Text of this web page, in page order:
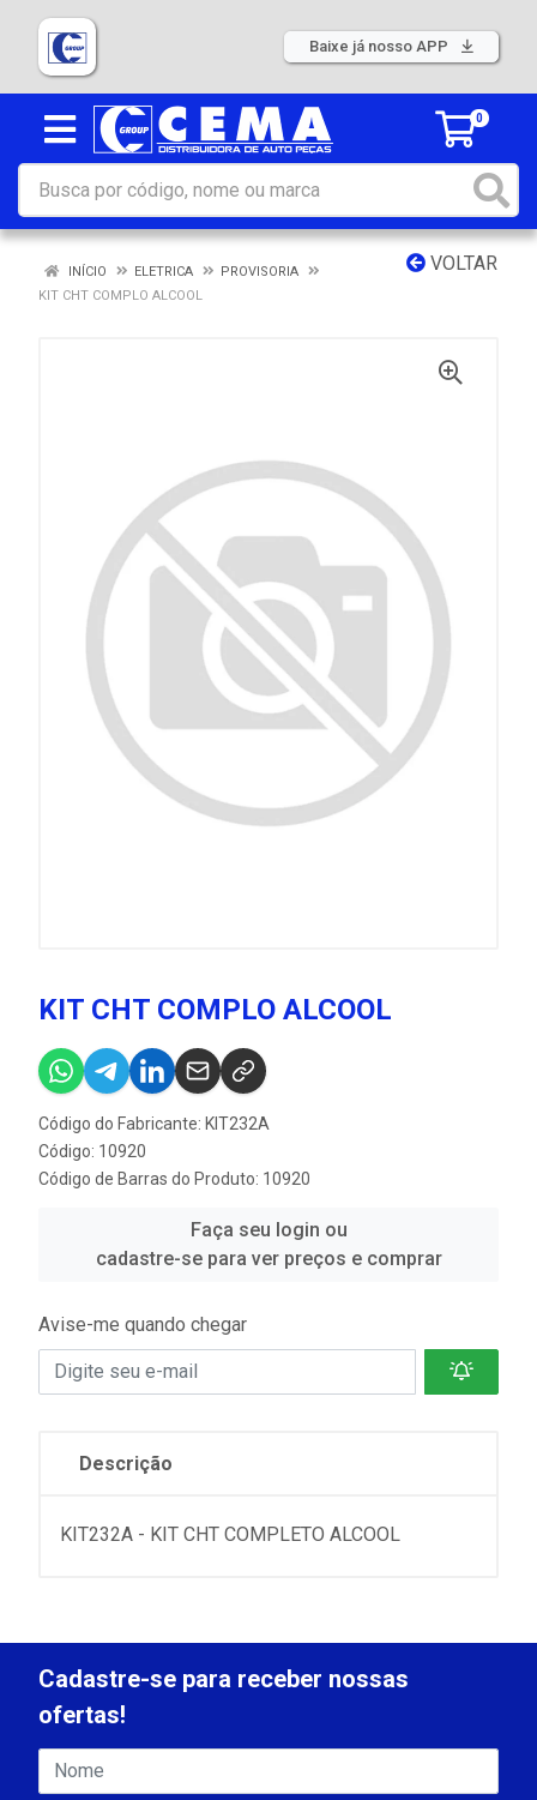
Baixe já nosso APP
0
VOLTAR
INÍCIO ELETRICA
PROVISORIA
KIT CHT COMPLO ALCOOL
KIT CHT COMPLO ALCOOL
Código do Fabricante: KIT232A
Código: 10920
Código de Barras do Produto: 10920
Faça seu login ou
cadastre-se para ver preços e comprar
Avise-me quando chegar
Descrição
KIT232A - KIT CHT COMPLETO ALCOOL
Cadastre-se para receber nossas
ofertas!